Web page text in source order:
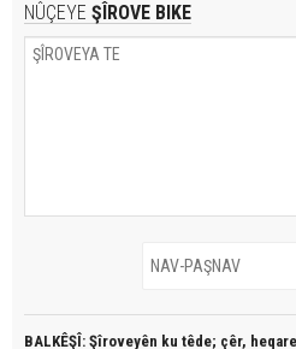
NÛÇEYE ŞÎROVE BIKE
BALKÊŞÎ: Şîroveyên ku têde; çêr,